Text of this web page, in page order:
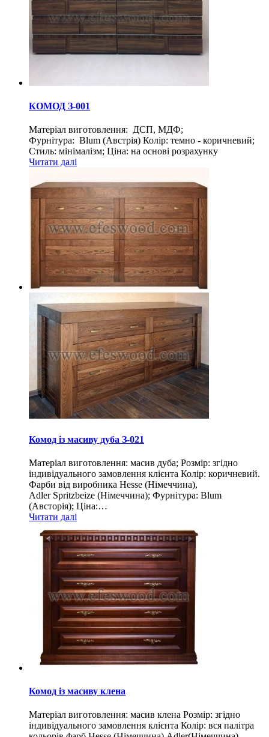
КОМОД З-001
Матеріал виготовлення: ДСП, МДФ;
Фурнітура: Blum (Австрія) Колір: темно - коричневий;
Стиль: мінімалізм; Ціна: на основі розрахунку
Читати далі
Комод із масиву дуба З-021
Матеріал виготовлення: масив дуба; Розмір: згідно
індивідуального замовлення клієнта Колір: коричневий.
Фарби від виробника Hesse (Німеччина),
Adler Spritzbeize (Німеччина); Фурнітура: Blum
(Австорія); Ціна:…
Читати далі
Комод із масиву клена
Матеріал виготовлення: масив клена Розмір: згідно
індивідуального замовлення клієнта Колір: вся палітра